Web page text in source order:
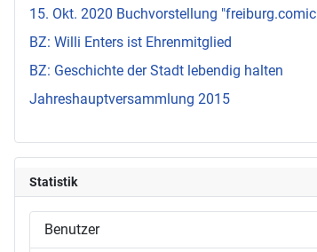
15. Okt. 2020 Buchvorstellung
BZ: Willi Enters ist Ehrenmitglied
BZ: Geschichte der Stadt lebendig halten
Jahreshauptversammlung 2015
Statistik
Benutzer